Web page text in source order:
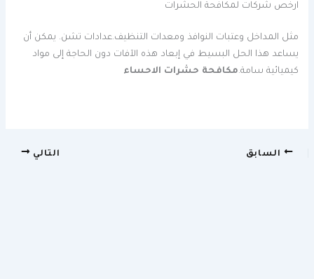
ارخص شركات لمكافحة الحشرات
مثل المداخل وعتبات النوافذ ومعدات التنظيف.عدادات تشن. يمكن أن
يساعد هذا الحل البسيط في إبعاد هذه الآفات دون الحاجة إلى مواد
كيميائية سامة.مكافحة حشرات الاحساء
السابق التالي